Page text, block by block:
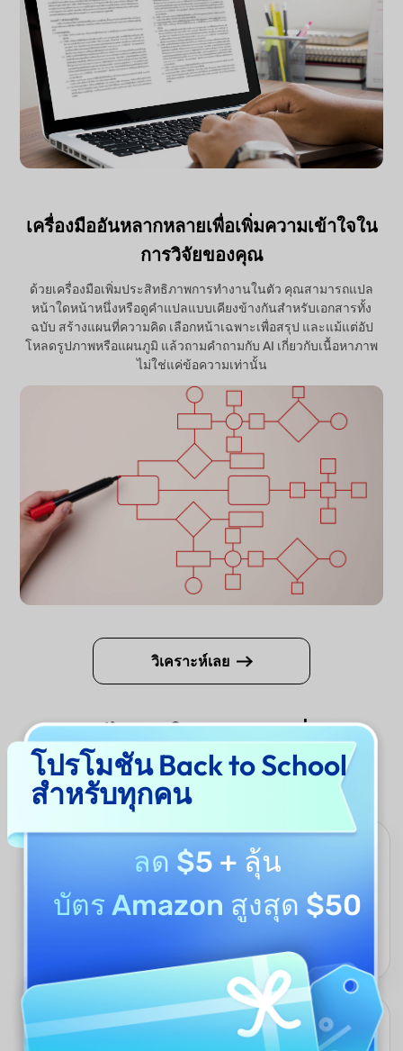
เครื่องมืออันหลากหลายเพื่อเพิ่มความเข้าใจใน
การวิจัยของคุณ
ด้วยเครื่องมือเพิ่มประสิทธิภาพการทำงานในตัว คุณสามารถแปล
หน้าใดหน้าหนึ่งหรือดูคำแปลแบบเคียงข้างกันสำหรับเอกสารทั้ง
ฉบับ สร้างแผนที่ความคิด เลือกหน้าเฉพาะเพื่อสรุป และแม้แต่อัป
โหลดรูปภาพหรือแผนภูมิ แล้วถามคำถามกับ AI เกี่ยวกับเนื้อหาภาพ
ไม่ใช่แค่ข้อความเท่านั้น
วิเคราะห์เลย
ทำไมต้องใช้ UPDF AI เพื่อ
วิเคราะห์งานวิจัยทางวิชาการ
ออกแบบมาสำหรับผู้อ่านงานวิจัยทุกคน
วิจัยทางวิชาการอย่างรวดเร็ว ไม่ว่าคุณจะกำลังศึกษา วิจัย สอน หรือ
ทำงานในสาขาวิชาที่เกี่ยวข้องกับเทคโนโลยี ระบบจะให้สรุปอย่าง
การแชทและงานวิจัยของคุณจะถูกบันทึกไว้เสมอ
โปรโมชัน Back to School
สำหรับทุกคน
ลด $5 + ลุ้น
บัตร Amazon สูงสุด $50